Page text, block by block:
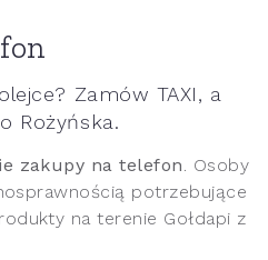
Zamów TAXI, a
Rożyńska.
zakupy na telefon . Osoby
potrzebujące
na terenie Gołdapi z